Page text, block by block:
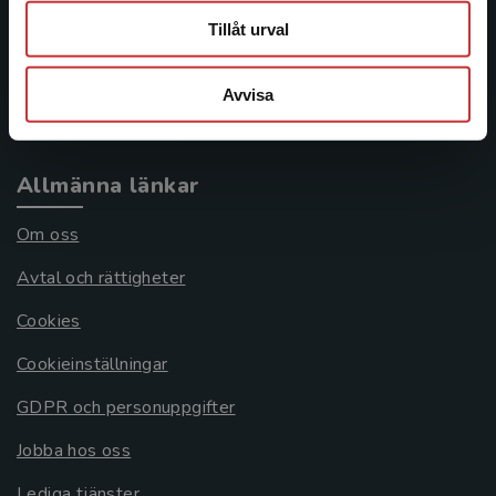
Tillåt urval
Avvisa
Köpvillkor
Systemkrav
Allmänna länkar
Om oss
Avtal och rättigheter
Cookies
Cookieinställningar
GDPR och personuppgifter
Jobba hos oss